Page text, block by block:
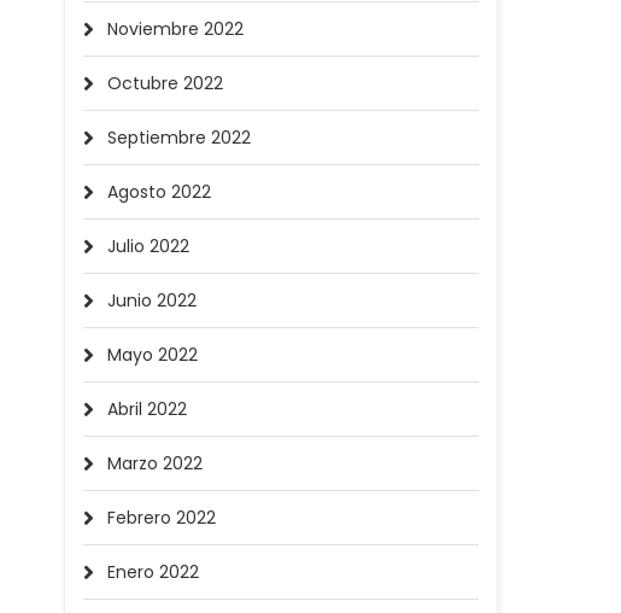
Noviembre 2022
Octubre 2022
Septiembre 2022
Agosto 2022
Julio 2022
Junio 2022
Mayo 2022
Abril 2022
Marzo 2022
Febrero 2022
Enero 2022